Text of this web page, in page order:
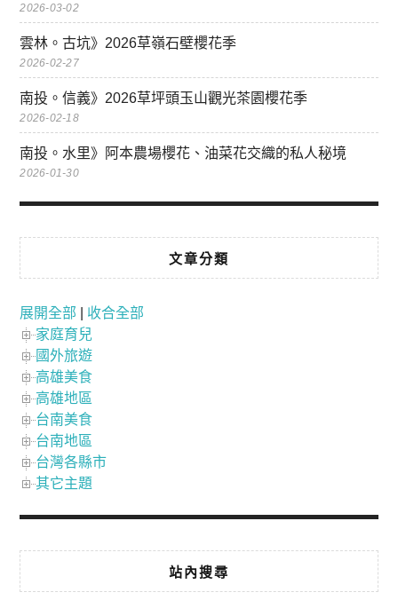
2026-03-02
雲林。古坑》2026草嶺石壁櫻花季
2026-02-27
南投。信義》2026草坪頭玉山觀光茶園櫻花季
2026-02-18
南投。水里》阿本農場櫻花、油菜花交織的私人秘境
2026-01-30
文章分類
展開全部
收合全部
家庭育兒
國外旅遊
高雄美食
高雄地區
台南美食
台南地區
台灣各縣市
其它主題
站內搜尋